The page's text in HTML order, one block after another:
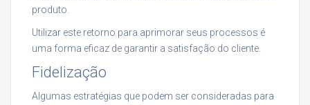
produto.
Utilizar este retorno para aprimorar seus processos é
uma forma eficaz de garantir a satisfação do cliente.
Fidelização
Algumas estratégias que podem ser consideradas para